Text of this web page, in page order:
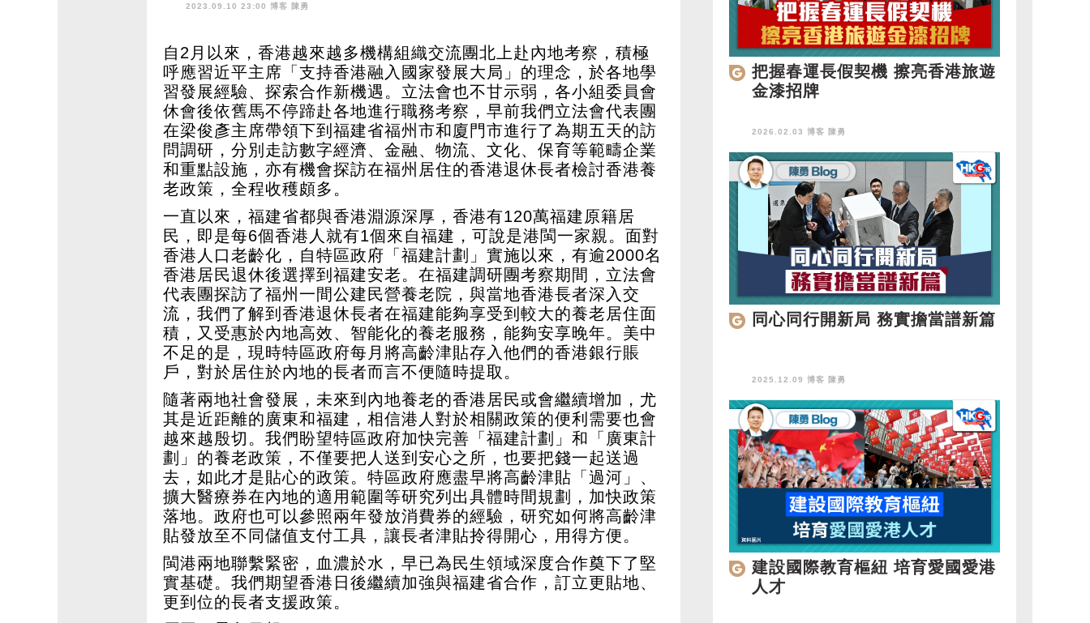
2023.09.10 23:00 博客 陳勇
自2月以來，香港越來越多機構組織交流團北上赴內地考察，積極
呼應習近平主席「支持香港融入國家發展大局」的理念，於各地學
習發展經驗、探索合作新機遇。立法會也不甘示弱，各小組委員會
休會後依舊馬不停蹄赴各地進行職務考察，早前我們立法會代表團
在梁俊彥主席帶領下到福建省福州市和廈門市進行了為期五天的訪
問調研，分別走訪數字經濟、金融、物流、文化、保育等範疇企業
和重點設施，亦有機會探訪在福州居住的香港退休長者檢討香港養
老政策，全程收穫頗多。
一直以來，福建省都與香港淵源深厚，香港有120萬福建原籍居
民，即是每6個香港人就有1個來自福建，可說是港閩一家親。面對
香港人口老齡化，自特區政府「福建計劃」實施以來，有逾2000名
香港居民退休後選擇到福建安老。在福建調研團考察期間，立法會
代表團探訪了福州一間公建民營養老院，與當地香港長者深入交
流，我們了解到香港退休長者在福建能夠享受到較大的養老居住面
積，又受惠於內地高效、智能化的養老服務，能夠安享晚年。美中
不足的是，現時特區政府每月將高齡津貼存入他們的香港銀行賬
戶，對於居住於內地的長者而言不便隨時提取。
隨著兩地社會發展，未來到內地養老的香港居民或會繼續增加，尤
其是近距離的廣東和福建，相信港人對於相關政策的便利需要也會
越來越殷切。我們盼望特區政府加快完善「福建計劃」和「廣東計
劃」的養老政策，不僅要把人送到安心之所，也要把錢一起送過
去，如此才是貼心的政策。特區政府應盡早將高齡津貼「過河」、
擴大醫療券在內地的適用範圍等研究列出具體時間規劃，加快政策
落地。政府也可以參照兩年發放消費券的經驗，研究如何將高齡津
貼發放至不同儲值支付工具，讓長者津貼拎得開心，用得方便。
閩港兩地聯繫緊密，血濃於水，早已為民生領域深度合作奠下了堅
實基礎。我們期望香港日後繼續加強與福建省合作，訂立更貼地、
更到位的長者支援政策。
把握春運長假契機 擦亮香港旅遊
金漆招牌
2026.02.03 博客 陳勇
同心同行開新局 務實擔當譜新篇
2025.12.09 博客 陳勇
建設國際教育樞紐 培育愛國愛港
人才